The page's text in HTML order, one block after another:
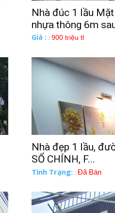
Nhà đúc 1 lầu
nhựa thông 6m
Giá : : 900 triệu tl
Nhà đẹp 1 lầu,
SỔ CHÍNH, F...
Tình Trạng: : Đã Bán